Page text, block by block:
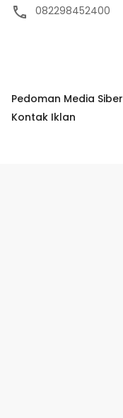
082298452400
Pedoman Media Siber
Kontak Iklan